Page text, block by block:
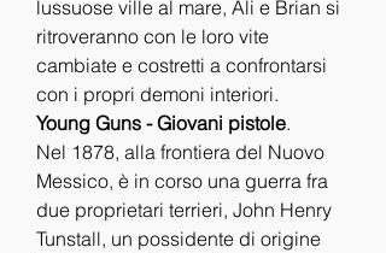
lussuose ville al mare, Ali e Brian si
ritroveranno con le loro vite
cambiate e costretti a confrontarsi
con i propri demoni interiori.
Young Guns - Giovani pistole.
Nel 1878, alla frontiera del Nuovo
Messico, è in corso una guerra fra
due proprietari terrieri, John Henry
Tunstall, un possidente di origine